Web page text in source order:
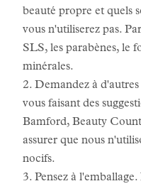
beauté propre et quels
vous n'utiliserez pas.
SLS, les parabènes, le
minérales.
2. Demandez à
vous faisant des
Bamford, Beauty
assurer que nous
nocifs.
3. Pensez à